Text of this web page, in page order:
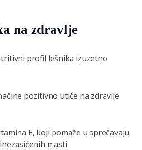
na zdravlje
profil lešnika izuzetno
pozitivno utiče na zdravlje
E, koji pomаže u sprečаvаju
mаsti